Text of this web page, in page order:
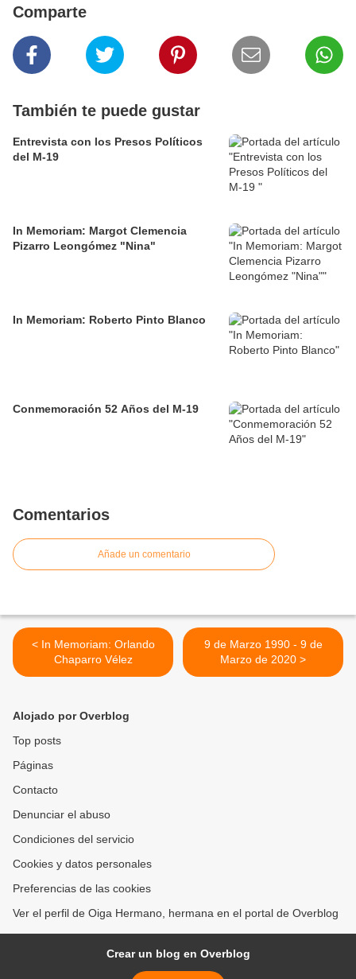
Comparte
También te puede gustar
Entrevista con los Presos Políticos
del M-19
In Memoriam: Margot Clemencia
Pizarro Leongómez "Nina"
In Memoriam: Roberto Pinto Blanco
Conmemoración 52 Años del M-19
Comentarios
Añade un comentario
< In Memoriam: Orlando
Chaparro Vélez
9 de Marzo 1990 - 9 de
Marzo de 2020 >
Alojado por Overblog
Top posts
Páginas
Contacto
Denunciar el abuso
Condiciones del servicio
Cookies y datos personales
Preferencias de las cookies
Ver el perfil de Oiga Hermano, hermana en el portal de Overblog
Crear un blog en Overblog